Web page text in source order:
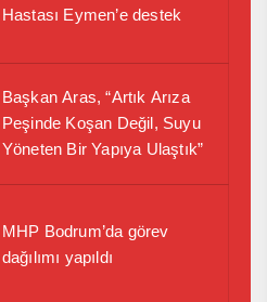
Hastası Eymen’e destek
Başkan Aras, “Artık Arıza
Peşinde Koşan Değil, Suyu
Yöneten Bir Yapıya Ulaştık”
MHP Bodrum’da görev
dağılımı yapıldı